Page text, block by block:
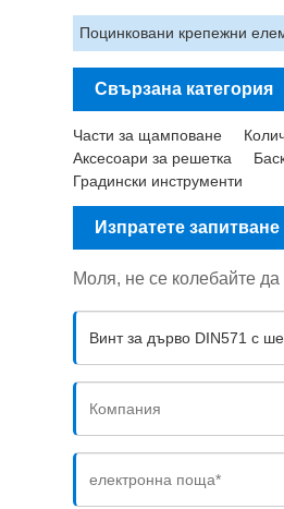
Поцинковани крепежни
Свързана категория
Части за щамповане
Аксесоари за решетка
Градински инструменти
Изпратете запитване
Моля, не се колебайте